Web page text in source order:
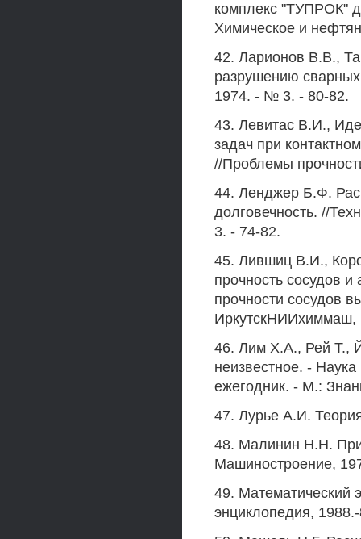
комплекс "ТУПРОК"
Химическое и
42. Ларионов В.В.,
разрушению
1974. - № 3. - 80-82.
43. Левитас В.И.,
задач при
//Проблемы
44. Ленджер Б.Ф.
долговечность. //
3. - 74-82.
45. Лившиц В.И.,
прочность сосудов
прочности сосудов
ИркутскНИИхиммаш,
46. Лим Х.А., Рей Т.,
неизвестное. -
ежегодник. - М.:
47. Лурье А.И.
48. Малинин Н.Н.
Машиностроение,
49. Математический
энциклопедия,